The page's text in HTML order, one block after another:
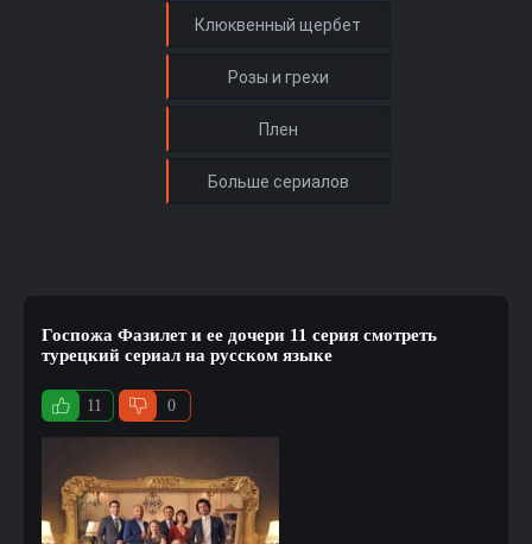
Госпожа Фазилет и ее дочери 11 серия смотреть
турецкий сериал на русском языке
11 0